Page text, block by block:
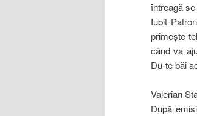
întreagă
Iubit
primeşte
când va
Du-te băi
Valerian
După